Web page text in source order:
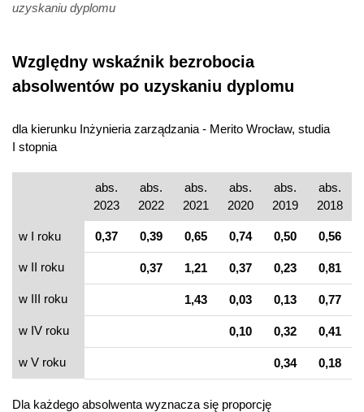
uzyskaniu dyplomu
Względny wskaźnik bezrobocia
absolwentów po uzyskaniu dyplomu
dla kierunku Inżynieria zarządzania - Merito Wrocław, studia
I stopnia
abs.
2023
abs.
2022
abs.
2021
abs.
2020
abs.
2019
abs.
2018
w I roku 0,37 0,39 0,65 0,74 0,50 0,56
w II roku 0,37 1,21 0,37 0,23 0,81
w III roku 1,43 0,03 0,13 0,77
w IV roku 0,10 0,32 0,41
w V roku 0,34 0,18
Dla każdego absolwenta wyznacza się proporcję